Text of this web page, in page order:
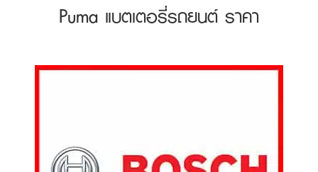
Puma แบตเตอรี่รถยนต์ ราคา